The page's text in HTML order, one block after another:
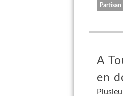
Partisan
A
en